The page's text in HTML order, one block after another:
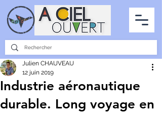
PARTENARIATS
INTERVIEWS LA PHOTO DU CIEL TOUS LES ARTICLES
Industrie aéronautique
durable. Long voyage en
Julien CHAUVEAU
12 juin 2019